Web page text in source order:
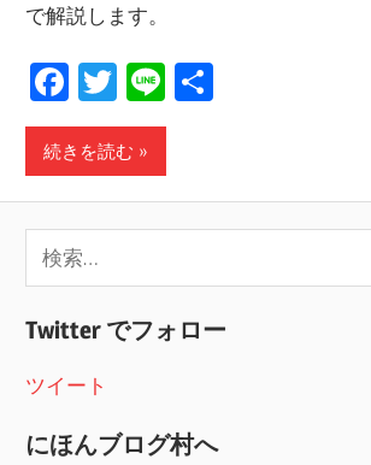
で解説します。
Facebook
Twitter
Line
続きを読む
索:
Twitter でフォロー
ツイート
にほんブログ村へ